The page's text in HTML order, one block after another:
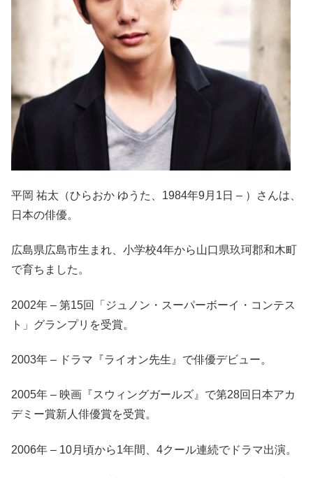
平岡 祐太（ひらおか ゆうた、1984年9月1日 – ）さんは、
日本の俳優。
広島県広島市生まれ、小学校4年から山口県玖珂郡和木町
で育ちました。
2002年 – 第15回「ジュノン・スーパーボーイ・コンテス
ト」グランプリを受賞。
2003年 – ドラマ『ライオン先生』で俳優デビュー。
2005年 – 映画『スウィングガールズ』で第28回日本アカ
デミー賞新人俳優賞を受賞。
2006年 – 10月頃から1年間、4クール連続でドラマ出演。